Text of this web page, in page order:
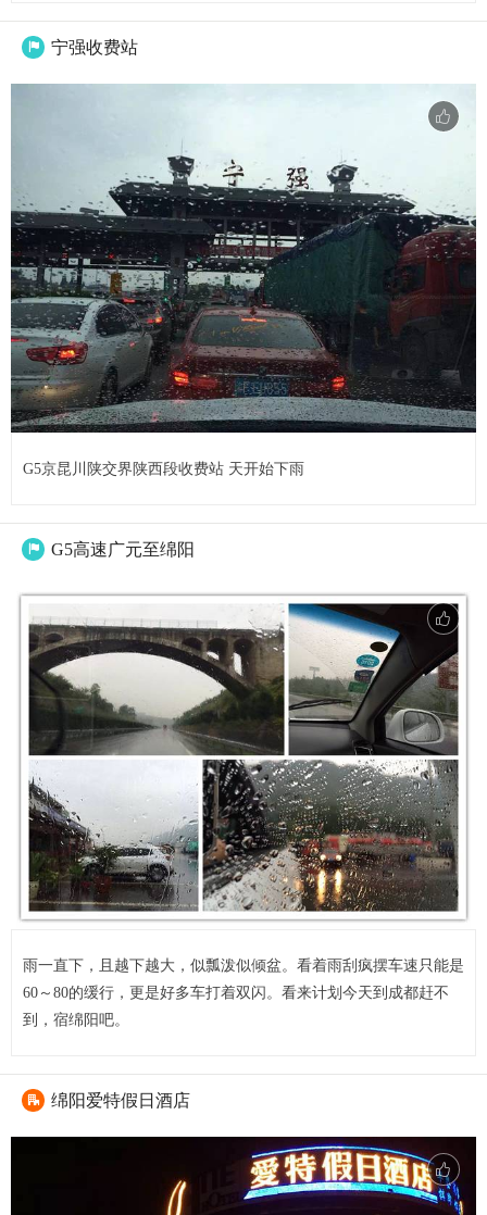
 宁强收费站
G5京昆川陕交界陕西段收费站 天开始下雨
 G5高速广元至绵阳
雨一直下，且越下越大，似瓢泼似倾盆。看着雨刮疯摆车速只能是
60～80的缓行，更是好多车打着双闪。看来计划今天到成都赶不
到，宿绵阳吧。
 绵阳爱特假日酒店